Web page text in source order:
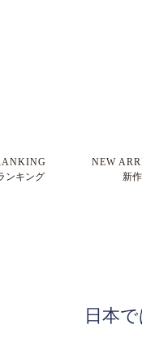
ンキング
NEW
新作
日本